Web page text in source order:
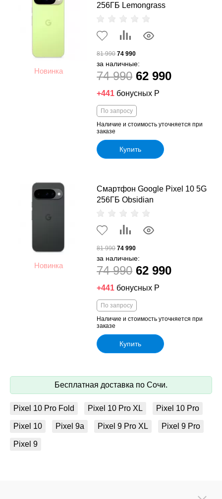
Новинка
256ГБ Lemongrass
81 990 74 990
за наличные:
74 990 62 990
+441 бонусных Р
По запросу
Наличие и стоимость уточняется при
заказе
Купить
Новинка
Смартфон Google Pixel 10 5G
256ГБ Obsidian
81 990 74 990
за наличные:
74 990 62 990
+441 бонусных Р
По запросу
Наличие и стоимость уточняется при
заказе
Купить
Бесплатная доставка по Сочи.
Pixel 10 Pro Fold Pixel 10 Pro XL Pixel 10 Pro
Pixel 10 Pixel 9a Pixel 9 Pro XL Pixel 9 Pro
Pixel 9